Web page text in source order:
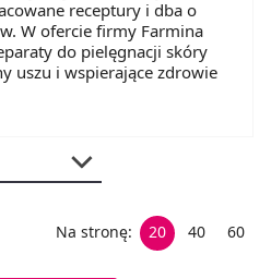
receptury i dba o
W ofercie firmy Farmina
do pielęgnacji skóry
uszu i wspierające zdrowie
Na stronę: 20 40 60